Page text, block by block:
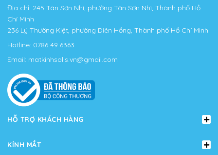
Địa chỉ: 245 Tân Sơn Nhì, phường Tân Sơn Nhì, Thành phố Hồ
Chí Minh
236 Lý Thường Kiệt, phường Diên Hồng, Thành phố Hồ Chí Minh
Hotline: 0786 49 6363
Email: matkinhsolis.vn@gmail.com
HỖ TRỢ KHÁCH HÀNG
KÍNH MẮT